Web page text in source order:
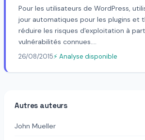
Pour les utilisateurs de WordPress,
jour automatiques pour les plugins et
réduire les risques d'exploitation à
vulnérabilités connues....
26/08/2015⚡ Analyse disponible
Autres auteurs
John Mueller